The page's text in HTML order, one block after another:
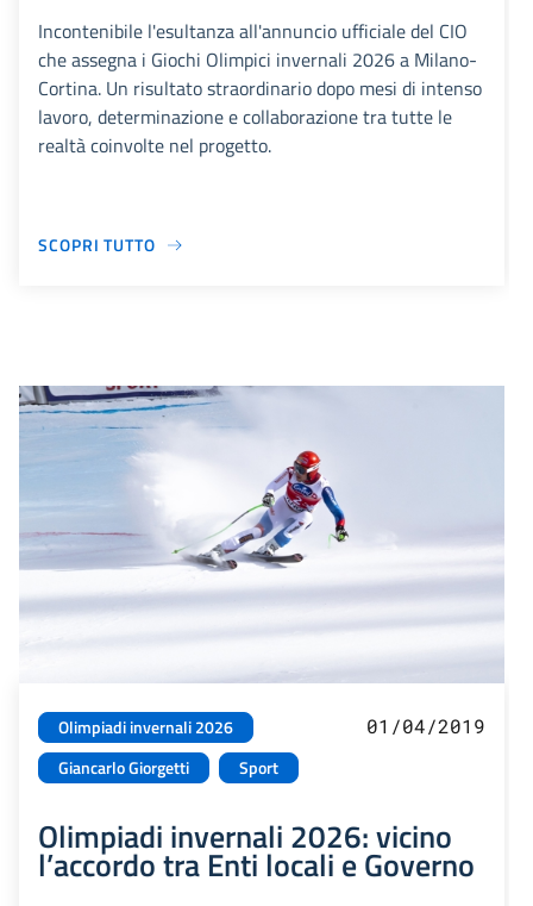
Incontenibile l'esultanza all'annuncio ufficiale del CIO
che assegna i Giochi Olimpici invernali 2026 a Milano-
Cortina. Un risultato straordinario dopo mesi di intenso
lavoro, determinazione e collaborazione tra tutte le
realtà coinvolte nel progetto.
SCOPRI TUTTO
Olimpiadi invernali 2026
Giancarlo Giorgetti
Sport
01/04/2019
Olimpiadi invernali 2026: vicino
l’accordo tra Enti locali e Governo